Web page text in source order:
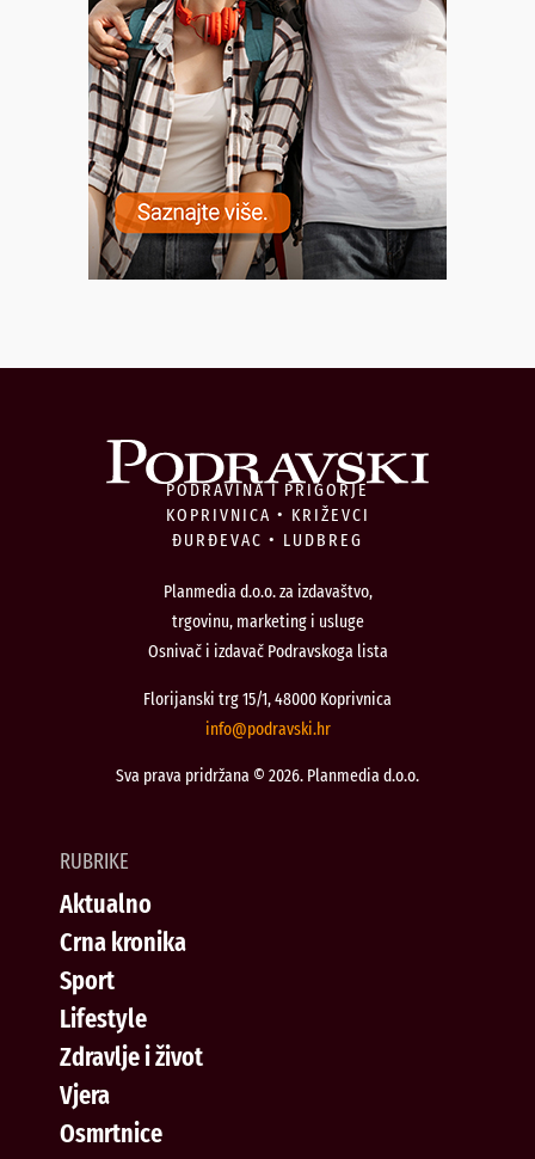
PODRAVINA I PRIGORJE
KOPRIVNICA • KRIŽEVCI
ĐURĐEVAC • LUDBREG
Planmedia d.o.o. za izdavaštvo,
trgovinu, marketing i usluge
Osnivač i izdavač Podravskoga lista
Florijanski trg 15/1, 48000 Koprivnica
rh.iksvardop
@ofni
Sva prava pridržana © 2026. Planmedia d.o.o.
RUBRIKE
Aktualno
Crna kronika
Sport
Lifestyle
Zdravlje i život
Vjera
Osmrtnice